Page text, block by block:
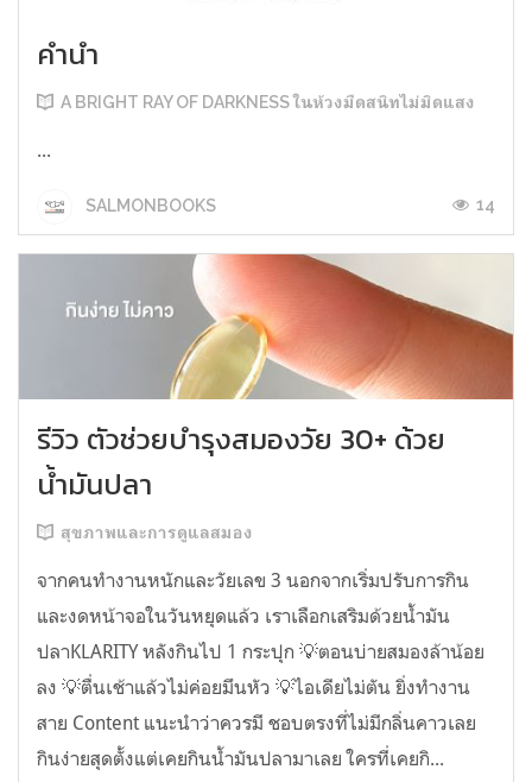
คำนำ
A BRIGHT RAY OF DARKNESS ในห้วงมืดสนิทไม่มิดแสง
...
SALMONBOOKS 14
รีวิว ตัวช่วยบำรุงสมองวัย 30+ ด้วย
น้ำมันปลา
สุขภาพและการดูแลสมอง
จากคนทำงานหนักและวัยเลข 3 นอกจากเริ่มปรับการกิน
และงดหน้าจอในวันหยุดแล้ว เราเลือกเสริมด้วยน้ำมัน
ปลาKLARITY หลังกินไป 1 กระปุก 💡ตอนบ่ายสมองล้าน้อย
ลง 💡ตื่นเช้าแล้วไม่ค่อยมึนหัว 💡ไอเดียไม่ตัน ยิ่งทำงาน
สาย Content แนะนำว่าควรมี ชอบตรงที่ไม่มีกลิ่นคาวเลย
กินง่ายสุดตั้งแต่เคยกินน้ำมันปลามาเลย ใครที่เคยกิ...